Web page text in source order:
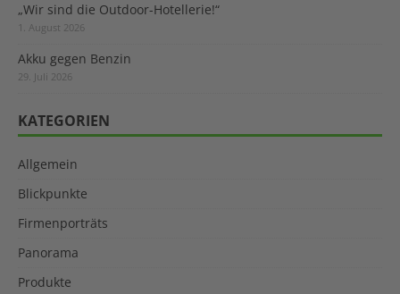
„Wir sind die Outdoor-Hotellerie!“
1. August 2026
Akku gegen Benzin
29. Juli 2026
KATEGORIEN
Allgemein
Blickpunkte
Firmenporträts
Panorama
Produkte